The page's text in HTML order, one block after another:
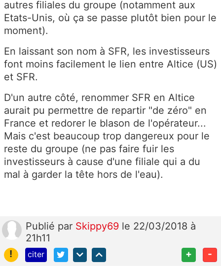
autres filiales du groupe (notamment aux
Etats-Unis, où ça se passe plutôt bien pour le
moment).
En laissant son nom à SFR, les investisseurs
font moins facilement le lien entre Altice (US)
et SFR.
D'un autre côté, renommer SFR en Altice
aurait pu permettre de repartir "de zéro" en
France et redorer le blason de l'opérateur...
Mais c'est beaucoup trop dangereux pour le
reste du groupe (ne pas faire fuir les
investisseurs à cause d'une filiale qui a du
mal à garder la tête hors de l'eau).
Publié par Skippy69 le 22/03/2018 à
21h11
!
citer + -